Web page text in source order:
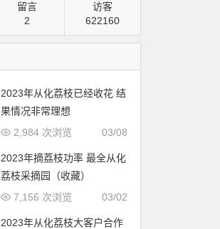
留言
2
访客
822140
2023年从化荔枝已经收花 结
果情况非常理想
03/08
2,984 次浏览
2023年摘荔枝功率 最全从化
荔枝采摘园（收藏）
03/02
7,156 次浏览
2023年从化荔枝大客户合作